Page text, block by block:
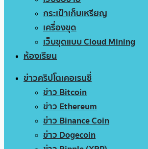
กระเป๋าเก็บเหรียญ
เครื่องขุด
เว็บขุดแบบ Cloud Mining
ห้องเรียน
ข่าวคริปโตเคอเรนซี่
ข่าว Bitcoin
ข่าว Ethereum
ข่าว Binance Coin
ข่าว Dogecoin